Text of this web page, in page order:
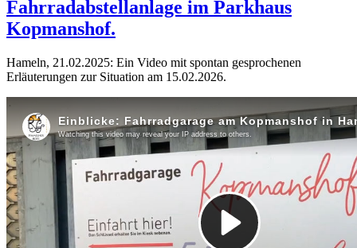
Fahrradabstellanlage im Parkhaus
Kopmanshof.
Hameln, 21.02.2025: Ein Video mit spontan gesprochenen
Erläuterungen zur Situation am 15.02.2026.